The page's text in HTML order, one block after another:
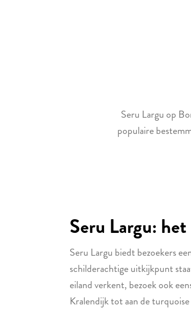
Seru Largu op
populaire
Seru Largu:
Seru Largu biedt bezoekers
schilderachtige uitkijkpunt
eiland verkent, bezoek ook
Kralendijk tot aan de